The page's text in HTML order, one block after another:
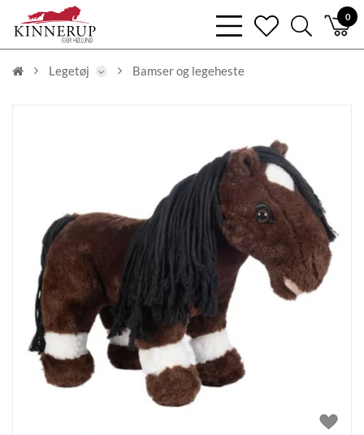
0
bars
light
heart
search
light
Legetøj Bamser og legeheste